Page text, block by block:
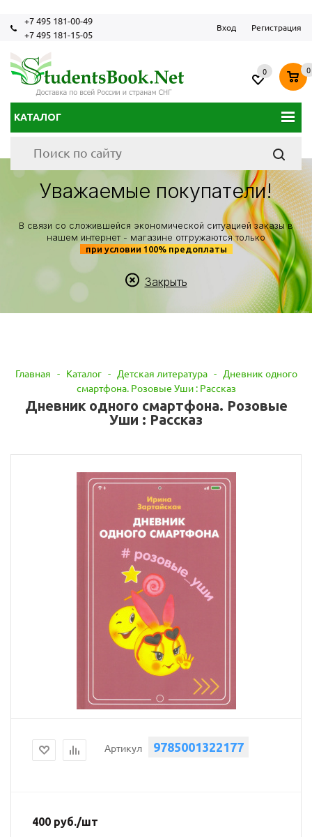
+7 495 181-00-49
+7 495 181-15-05
Вход Регистрация
КАТАЛОГ
0 0
Уважаемые покупатели!
В связи со сложившейся экономической ситуацией заказы в
нашем интернет - магазине отгружаются только
при условии 100% предоплаты
Закрыть
Главная - Каталог - Детская литература - Дневник одного
смартфона. Розовые Уши : Рассказ
Дневник одного смартфона. Розовые
Уши : Рассказ
Артикул 9785001322177
400 руб./шт